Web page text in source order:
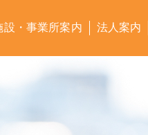
設・事業所案内 法人案内